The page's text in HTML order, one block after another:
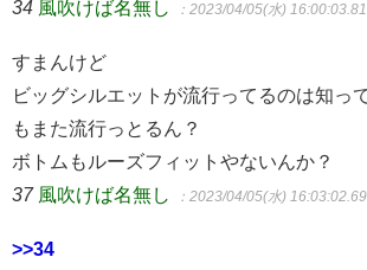
34 風吹けば名無し ：2023/04/05(水) 16:00:03.81
すまんけど
ビッグシルエットが流行ってるのは知っ
もまた流行っとるん？
ボトムもルーズフィットやないんか？
37 風吹けば名無し ：2023/04/05(水) 16:03:02.69
>>34